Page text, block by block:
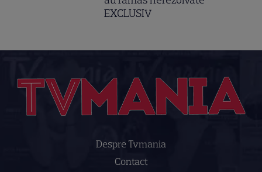
EXCLUSIV
Despre Tvmania
Contact